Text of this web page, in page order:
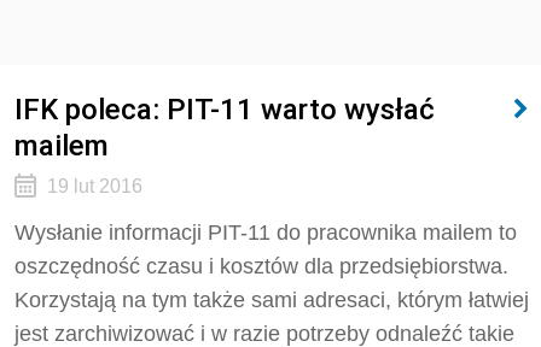
IFK poleca: PIT-11 warto wysłać
mailem
19 lut 2016
Wysłanie informacji PIT-11 do pracownika mailem to
oszczędność czasu i kosztów dla przedsiębiorstwa.
Korzystają na tym także sami adresaci, którym łatwiej
jest zarchiwizować i w razie potrzeby odnaleźć takie